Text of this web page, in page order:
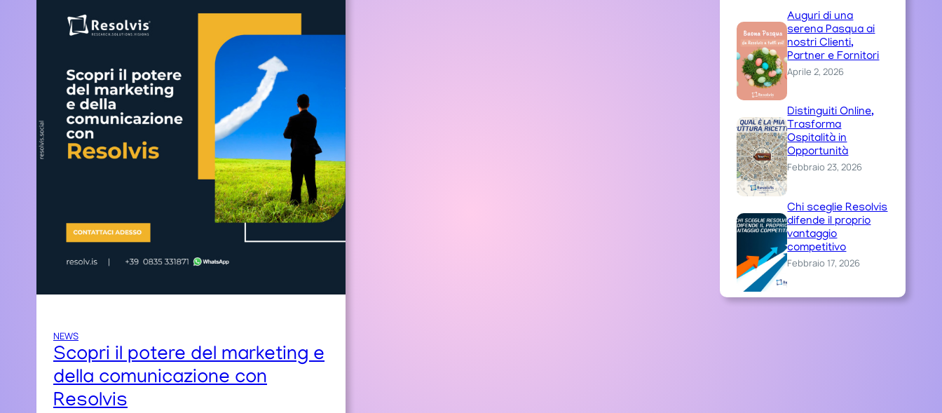
NEWS
Scopri il potere del marketing e
della comunicazione con
Resolvis
Auguri di una
serena Pasqua ai
nostri Clienti,
Partner e Fornitori
Aprile 2, 2026
Distinguiti Online,
Trasforma
Ospitalità in
Opportunità
Febbraio 23, 2026
Chi sceglie Resolvis
difende il proprio
vantaggio
competitivo
Febbraio 17, 2026